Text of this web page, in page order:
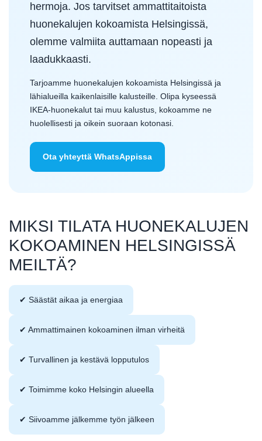
hermoja. Jos tarvitset ammattitaitoista
huonekalujen kokoamista Helsingissä,
olemme valmiita auttamaan nopeasti ja
laadukkaasti.
Tarjoamme huonekalujen kokoamista Helsingissä ja
lähialueilla kaikenlaisille kalusteille. Olipa kyseessä
IKEA-huonekalut tai muu kalustus, kokoamme ne
huolellisesti ja oikein suoraan kotonasi.
Ota yhteyttä WhatsAppissa
MIKSI TILATA HUONEKALUJEN
KOKOAMINEN HELSINGISSÄ
MEILTÄ?
✔ Säästät aikaa ja energiaa
✔ Ammattimainen kokoaminen ilman virheitä
✔ Turvallinen ja kestävä lopputulos
✔ Toimimme koko Helsingin alueella
✔ Siivoamme jälkemme työn jälkeen